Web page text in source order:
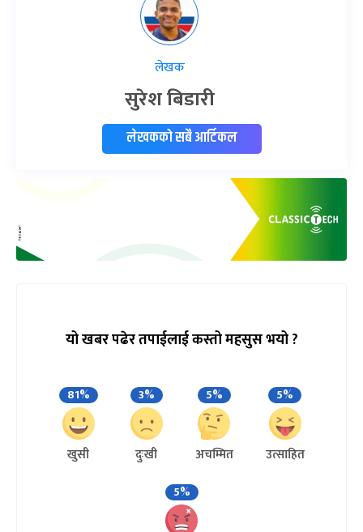
लेखक
सुरेश बिडारी
लेखकको सबै आर्टिकल
यो खबर पढेर तपाईलाई कस्तो महसुस भयो ?
81%
खुसी
3%
दुःखी
5%
अचम्मित
5%
उत्साहित
5%